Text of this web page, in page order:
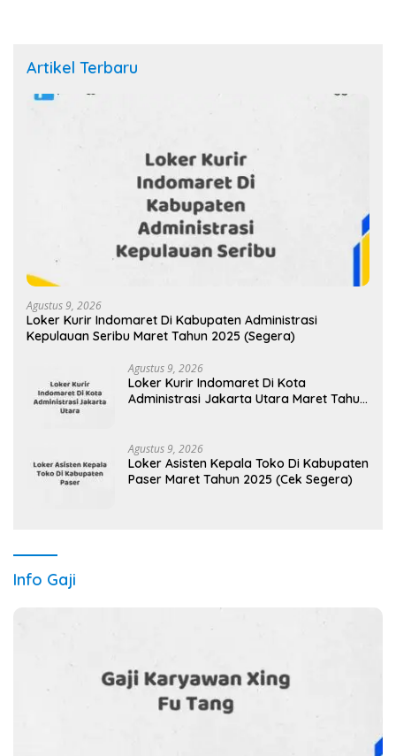
Artikel Terbaru
Agustus 9, 2026
Loker Kurir Indomaret Di Kabupaten Administrasi
Kepulauan Seribu Maret Tahun 2025 (Segera)
Agustus 9, 2026
Loker Kurir Indomaret Di Kota
Administrasi Jakarta Utara Maret Tahun
Agustus 9, 2026
Loker Asisten Kepala Toko Di Kabupaten
Paser Maret Tahun 2025 (Cek Segera)
Info Gaji